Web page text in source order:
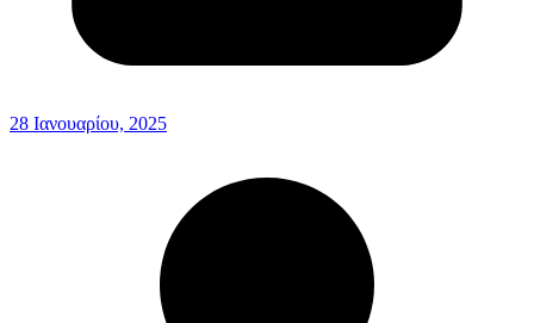
28 Ιανουαρίου, 2025